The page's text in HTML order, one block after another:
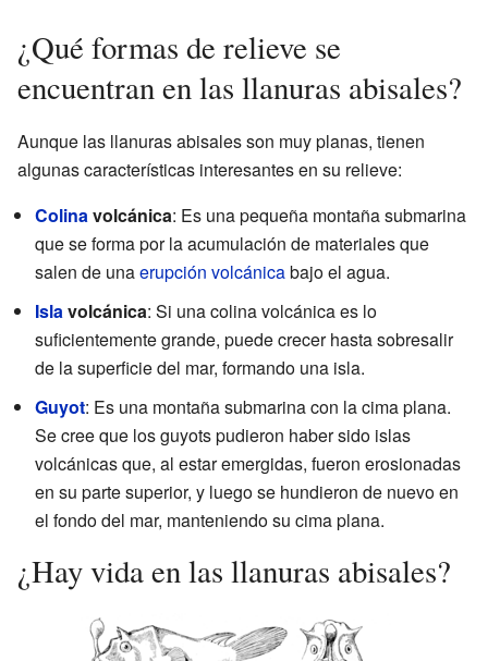
¿Qué formas de relieve se
encuentran en las llanuras abisales?
Aunque las llanuras abisales son muy planas, tienen
algunas características interesantes en su relieve:
Colinavolcánica: Es una pequeña montaña submarina
que se forma por la acumulación de materiales que
salen de unaerupción volcánicabajo el agua.
Islavolcánica: Si una colina volcánica es lo
suficientemente grande, puede crecer hasta sobresalir
de la superficie del mar, formando una isla.
Guyot: Es una montaña submarina con la cima plana.
Se cree que los guyots pudieron haber sido islas
volcánicas que, al estar emergidas, fueron erosionadas
en su parte superior, y luego se hundieron de nuevo en
el fondo del mar, manteniendo su cima plana.
¿Hay vida en las llanuras abisales?